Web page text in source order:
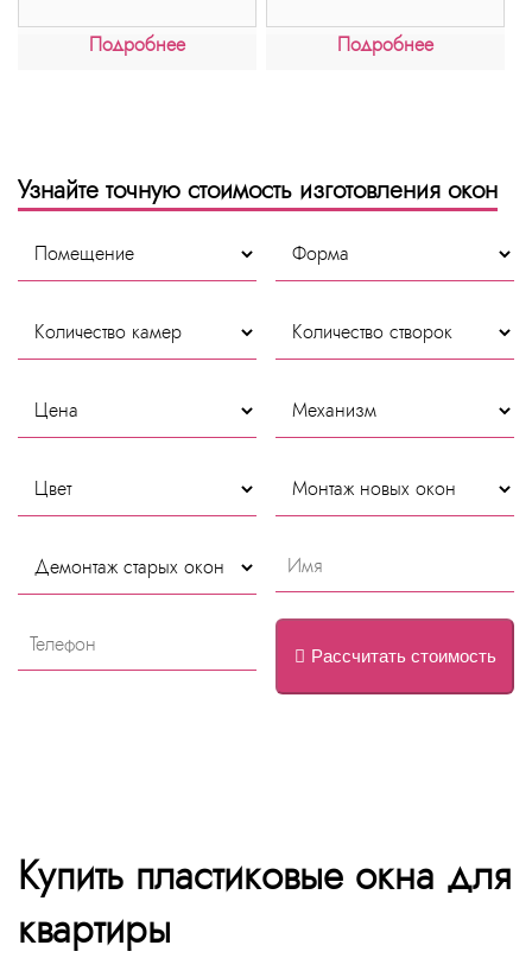
Подробнее Подробнее
Узнайте точную стоимость изготовления окон
Рассчитать стоимость
Купить пластиковые окна для
квартиры